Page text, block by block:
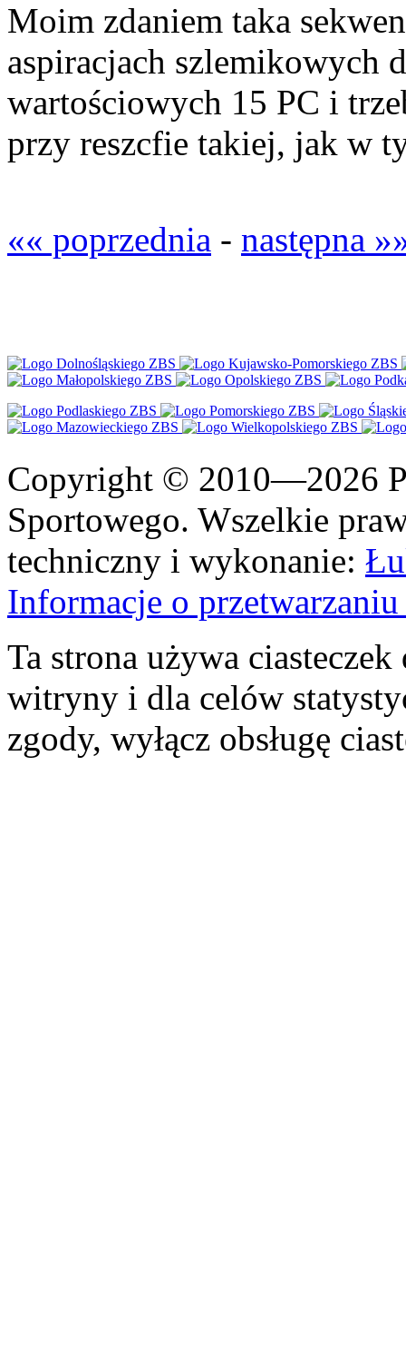
Moim zdaniem taka
aspiracjach szlemikowych
wartościowych 15 PC i
przy reszcfie takiej, jak w
«« poprzednia - następna
Copyright © 2010—2026
Sportowego. Wszelkie
techniczny i wykonanie:
Informacje o
Ta strona używa
witryny i dla celów
zgody, wyłącz obsługę